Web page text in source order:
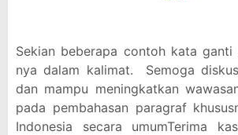
Sekian beberapa contoh kata ganti
nya dalam kalimat. Semoga
dan mampu meningkatkan
pada pembahasan paragraf
Indonesia secara umumTerima